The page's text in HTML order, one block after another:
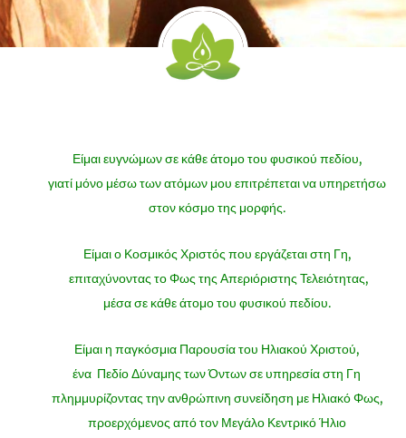
Είμαι ευγνώμων σε κάθε άτομο του φυσικού πεδίου,
γιατί μόνο μέσω των ατόμων μου επιτρέπεται να υπηρετήσω
στον κόσμο της μορφής.
Είμαι ο Κοσμικός Χριστός που εργάζεται στη Γη,
επιταχύνοντας το Φως της Απεριόριστης Τελειότητας,
μέσα σε κάθε άτομο του φυσικού πεδίου.
Είμαι η παγκόσμια Παρουσία του Ηλιακού Χριστού,
ένα Πεδίο Δύναμης των Όντων σε υπηρεσία στη Γη
πλημμυρίζοντας την ανθρώπινη συνείδηση ​​με Ηλιακό Φως,
προερχόμενος από τον Μεγάλο Κεντρικό Ήλιο